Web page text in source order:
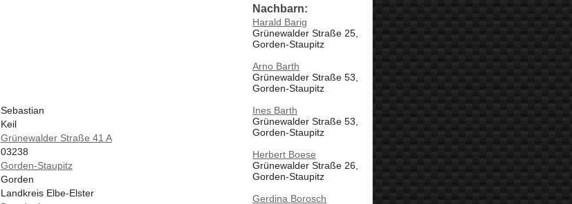
Sebastian
Keil
Grünewalder Straße 41 A
03238
Gorden-Staupitz
Gorden
Landkreis Elbe-Elster
Nachbarn:
Harald Barig
Grünewalder Straße 25,
Gorden-Staupitz
Arno Barth
Grünewalder Straße 53,
Gorden-Staupitz
Ines Barth
Grünewalder Straße 53,
Gorden-Staupitz
Herbert Boese
Grünewalder Straße 26,
Gorden-Staupitz
Gerdina Borosch